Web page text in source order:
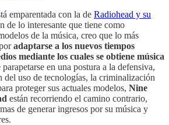
emparentada con la de Radiohead y su
de lo interesante que tiene como
de la música, creo que lo más
adaptarse a los nuevos tiempos
mediante los cuales se obtiene música
en una postura a la defensiva,
del uso de tecnologías, la criminalización
proteger sus actuales modelos, Nine
están recorriendo el camino contrario,
de generar ingresos por su música y